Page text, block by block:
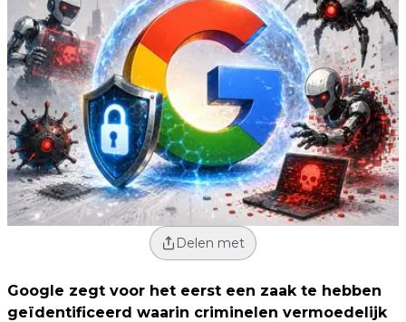
Delen met
Google zegt voor het eerst een zaak te hebben
geïdentificeerd waarin criminelen vermoedelijk